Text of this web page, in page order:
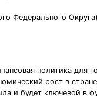
Федерального
политика для
рост в
и будет ключевой в